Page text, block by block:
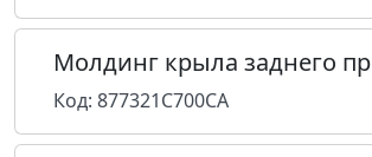
Молдинг крыла заднего пр
Код: 877321C700CA